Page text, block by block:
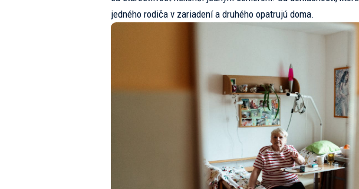
jedného rodiča v zariadení a druhého opatrujú doma.